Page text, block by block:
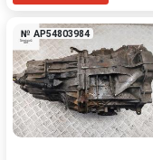
№ AP54803984